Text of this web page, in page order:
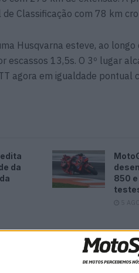
Classificação com 78 km
Husqvarna esteve, ao longo
escassos 13,5s. O 3º lugar
agora em igualdade pontual
da
850
5